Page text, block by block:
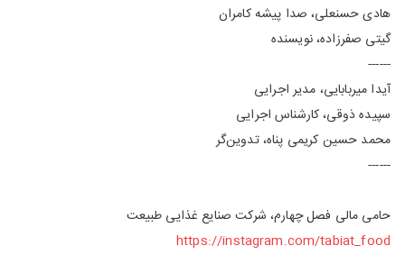
هادی حسنعلی، صدا پیشه کامران
گیتی صفرزاده، نویسنده
------
آیدا میربابایی، مدیر اجرایی
سپیده ذوقی، کارشناس اجرایی
محمد حسین کریمی پناه، تدوین‌گر
------
حامی مالی فصل چهارم، شرکت صنایع غذایی طبیعت
https://instagram.com/tabiat_food